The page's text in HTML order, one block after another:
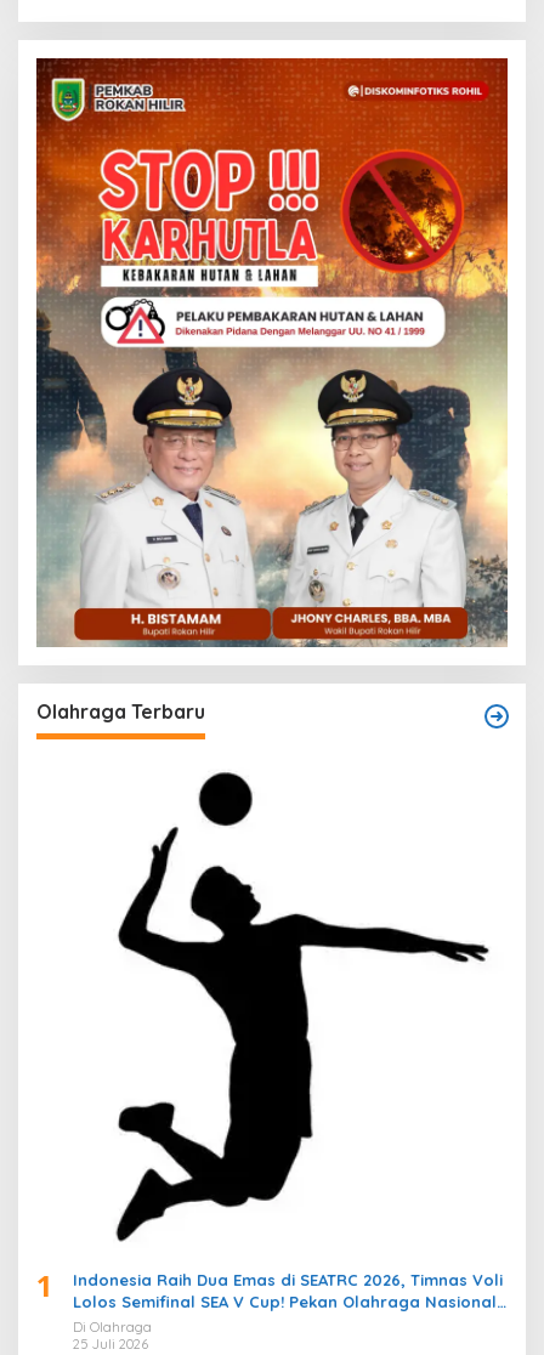
Olahraga Terbaru
1
Indonesia Raih Dua Emas di SEATRC 2026, Timnas Voli
Lolos Semifinal SEA V Cup! Pekan Olahraga Nasional
Bergemuruh
Di Olahraga
25 Juli 2026